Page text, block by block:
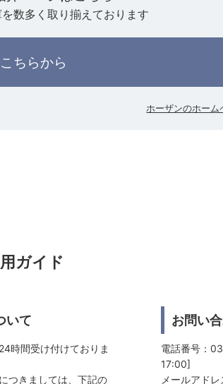
数多く取り揃えております
ちらから
ホーザンのホーム
ガイド
いて
時間受け付けておりま
つきましては、下記の
お問い
電話番号：
17:00]
メールアドレ